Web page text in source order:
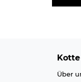
Über